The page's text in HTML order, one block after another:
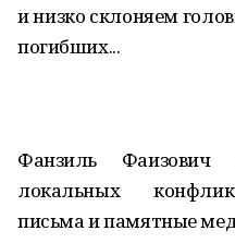
и низко склоняем
погибших...
Фанзиль Фаизович
локальных
письма и памятные